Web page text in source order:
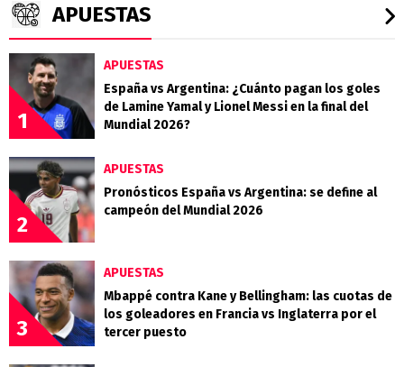
APUESTAS
1
APUESTAS
España vs Argentina: ¿Cuánto pagan los goles
de Lamine Yamal y Lionel Messi en la final del
Mundial 2026?
2
APUESTAS
Pronósticos España vs Argentina: se define al
campeón del Mundial 2026
3
APUESTAS
Mbappé contra Kane y Bellingham: las cuotas de
los goleadores en Francia vs Inglaterra por el
tercer puesto